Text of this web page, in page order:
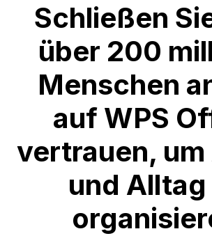
Schließen
über 200
Menschen
auf WPS
vertrauen,
und Alltag